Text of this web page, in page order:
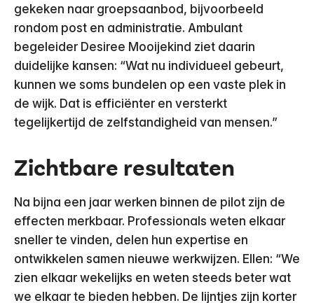
gekeken naar groepsaanbod, bijvoorbeeld
rondom post en administratie. Ambulant
begeleider Desiree Mooijekind ziet daarin
duidelijke kansen: “Wat nu individueel gebeurt,
kunnen we soms bundelen op een vaste plek in
de wijk. Dat is efficiënter en versterkt
tegelijkertijd de zelfstandigheid van mensen.”
Zichtbare resultaten
Na bijna een jaar werken binnen de pilot zijn de
effecten merkbaar. Professionals weten elkaar
sneller te vinden, delen hun expertise en
ontwikkelen samen nieuwe werkwijzen. Ellen: “We
zien elkaar wekelijks en weten steeds beter wat
we elkaar te bieden hebben. De lijntjes zijn korter